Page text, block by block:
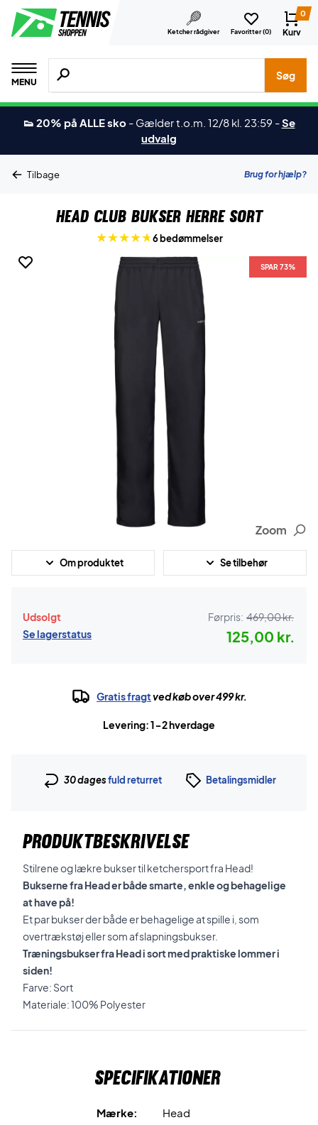
Ketcher rådgiver Favoritter (0)
0
Kurv
MENU
Søg efter produkter, mærker etc.
Søg
👟 20% på ALLE sko - Gælder t.o.m. 12/8 kl. 23:59 -Se
udvalg
Tilbage Brug for hjælp?
Head Club Bukser Herre Sort
6 bedømmelser
SPAR 73%
Zoom
Om produktet Se tilbehør
Udsolgt
Se lagerstatus
Førpris: 469,00 kr.
125,00 kr.
Gratis fragtved køb over 499 kr.
Levering: 1-2 hverdage
30 dagesfuld returret Betalingsmidler
PRODUKTBESKRIVELSE
Stilrene og lækre bukser til ketchersport fra Head!
Bukserne fra Head er både smarte, enkle og behagelige
at have på!
Et par bukser der både er behagelige at spille i, som
overtrækstøj eller som afslapningsbukser.
Træningsbukser fra Head i sort med praktiske lommer i
siden!
Farve: Sort
Materiale: 100% Polyester
Specifikationer
Mærke:
Head